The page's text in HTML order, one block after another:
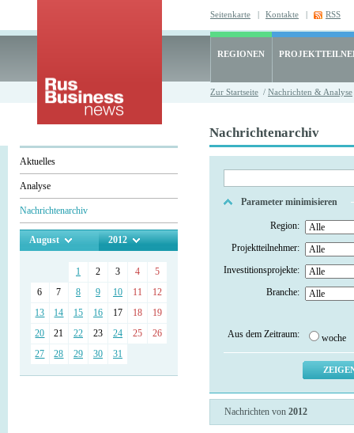
Seitenkarte | Kontakte | RSS
REGIONEN
Zur Startseite / Nachrichten & Analyse
Aktuelles
Analyse
Nachrichtenarchiv
August 2012
1 2 3 4
5
6
7 8 9 10 11
12
13
14 15 16 17 18
19
20
21 22 23 24 25
26
27
28 29 30 31
Nachrichtenarchiv
Parameter minimisieren
Region:
Projektteilnehmer:
Investitionsprojekte:
Branche:
Aus dem Zeitraum: woche
Nachrichten von 2012